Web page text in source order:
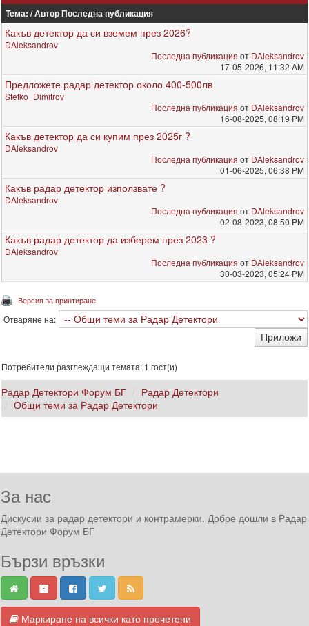
Тема: / АвторПоследна публикация
Какъв детектор да си вземем през 2026?
DAleksandrov
Последна публикация от DAleksandrov
17-05-2026, 11:32 AM
Предложете радар детектор около 400-500лв
Stefko_Dimitrov
Последна публикация от DAleksandrov
16-08-2025, 08:19 PM
Какъв детектор да си купим през 2025г ?
DAleksandrov
Последна публикация от DAleksandrov
01-06-2025, 06:38 PM
Какъв радар детектор използвате ?
DAleksandrov
Последна публикация от DAleksandrov
02-08-2023, 08:50 PM
Какъв радар детектор да изберем през 2023 ?
DAleksandrov
Последна публикация от DAleksandrov
30-03-2023, 05:24 PM
Версия за принтиране
Отваряне на:
Потребители разглеждащи темата: 1 гост(и)
Радар Детектори Форум БГ
Радар Детектори
Общи теми за Радар Детектори
За нас
Дискусии за радар детектори и контрамерки. Добре дошли в Радар
Детектори Форум БГ
Бързи връзки
Маркиране на всички като прочетени